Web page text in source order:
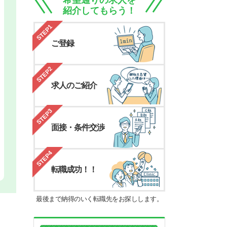
紹介してもらう！
STEP1
ご登録
STEP2
求人のご紹介
STEP3
面接・条件交渉
STEP4
転職成功！！
最後まで納得のいく転職先をお探しします。